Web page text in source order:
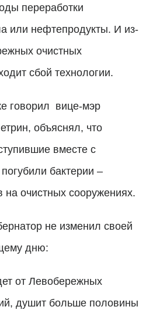
переработки
или нефтепродукты. И из-
очистных
сбой технологии.
говорил вице-мэр
объяснял, что
вместе с
бактерии –
на очистных сооружениях.
не изменил своей
дню:
от Левобережных
душит больше половины